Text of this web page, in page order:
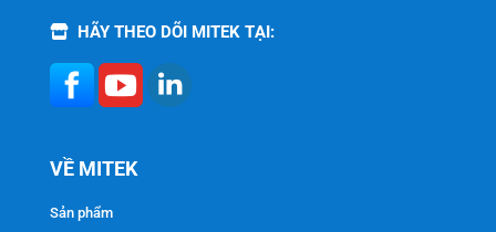
HÃY THEO DÕI MITEK TẠI:
VỀ MITEK
Sản phẩm